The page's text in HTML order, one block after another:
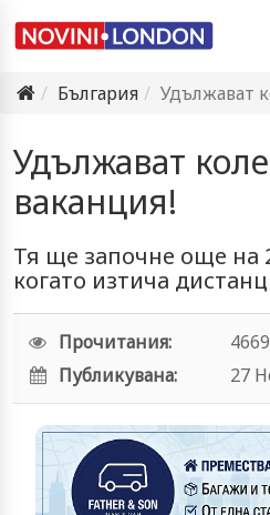
България
Удължават
Удължават
ваканция!
Тя ще започне още на
когато изтича
Прочитания:
4669
Публикувана:
27